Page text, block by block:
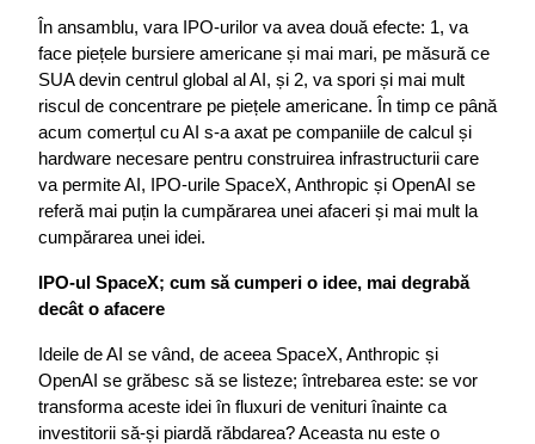
În ansamblu, vara IPO-urilor va avea două efecte: 1, va
face piețele bursiere americane și mai mari, pe măsură ce
SUA devin centrul global al AI, și 2, va spori și mai mult
riscul de concentrare pe piețele americane. În timp ce până
acum comerțul cu AI s-a axat pe companiile de calcul și
hardware necesare pentru construirea infrastructurii care
va permite AI, IPO-urile SpaceX, Anthropic și OpenAI se
referă mai puțin la cumpărarea unei afaceri și mai mult la
cumpărarea unei idei.
IPO-ul SpaceX; cum să cumperi o idee, mai degrabă
decât o afacere
Ideile de AI se vând, de aceea SpaceX, Anthropic și
OpenAI se grăbesc să se listeze; întrebarea este: se vor
transforma aceste idei în fluxuri de venituri înainte ca
investitorii să-și piardă răbdarea? Aceasta nu este o